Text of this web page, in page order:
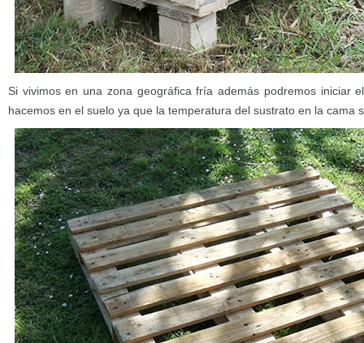
Si vivimos en una zona geográfica fría además podremos iniciar
hacemos en el suelo ya que la temperatura del sustrato en la cama